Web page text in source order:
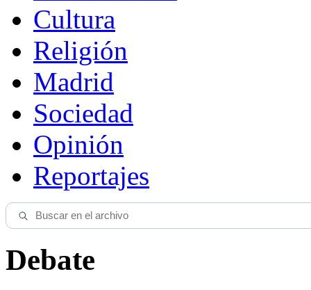
Cultura
Religión
Madrid
Sociedad
Opinión
Reportajes
Debate